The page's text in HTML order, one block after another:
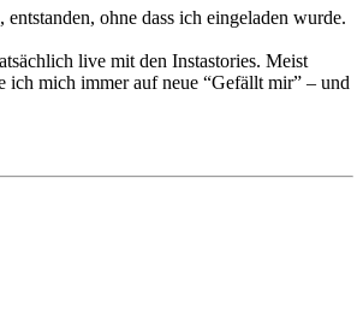
ohne dass ich eingeladen wurde.
live mit den Instastories. Meist
ich mich immer auf neue “Gefällt mir” – und